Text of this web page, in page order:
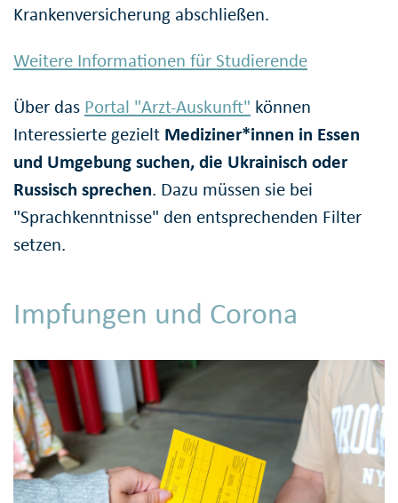
Krankenversicherung abschließen.
Weitere Informationen für Studierende
Über das Portal "Arzt-Auskunft" können
Interessierte gezielt Mediziner*innen in Essen
und Umgebung suchen, die Ukrainisch oder
Russisch sprechen. Dazu müssen sie bei
"Sprachkenntnisse" den entsprechenden Filter
setzen.
Impfungen und Corona